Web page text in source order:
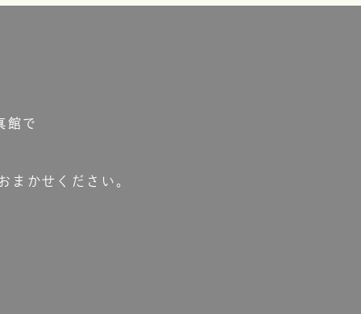
館で
まかせください。